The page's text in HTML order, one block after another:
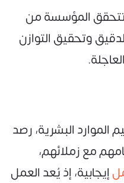
تتحقق المؤسسة من
وتحقيق التوازن
الموارد البشرية، رصد
مع زملائهم،
إيجابية، إذ يُعد العمل